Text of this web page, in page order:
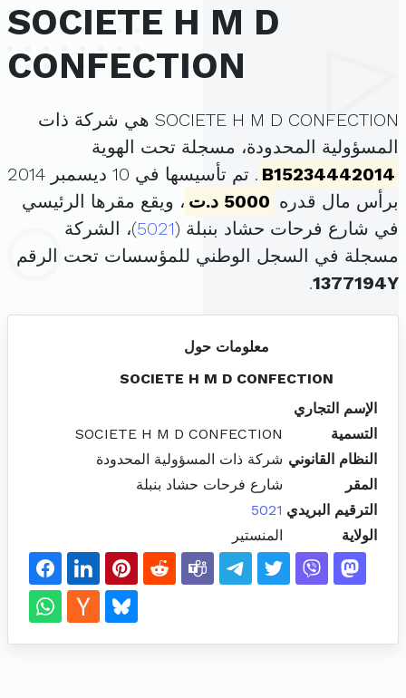
SOCIETE H M D
CONFECTION
SOCIETE H M D CONFECTION هي شركة ذات
المسؤولية المحدودة، مسجلة تحت الهوية
B15234442014
. تم تأسيسها في 10 ديسمبر 2014
برأس مال قدره 5000 د.ت
، ويقع مقرها الرئيسي
في شارع فرحات حشاد بنبلة (5021)، الشركة
مسجلة في السجل الوطني للمؤسسات تحت الرقم
1377194Y
.
معلومات حول
SOCIETE H M D CONFECTION
الإسم التجاري
التسمية
SOCIETE H M D CONFECTION
النظام القانوني شركة ذات المسؤولية المحدودة
المقر
شارع فرحات حشاد بنبلة
الترقيم البريدي 5021
الولاية
المنستير